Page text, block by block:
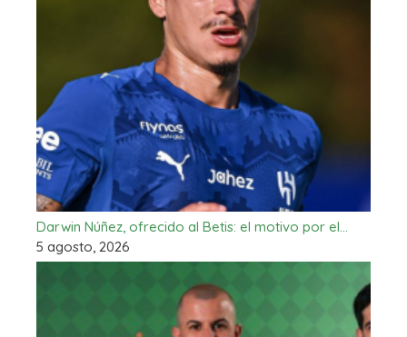
Darwin Núñez, ofrecido al Betis: el motivo por el…
5 agosto, 2026